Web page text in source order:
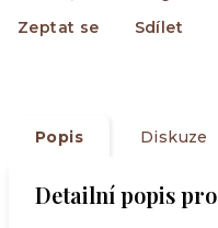
Zeptat se Sdílet
Popis Diskuze
Detailní popis